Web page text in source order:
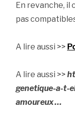
En revanche, il
pas
A lire aussi >>
A lire aussi >>
genetique-a-t-
amoureux …